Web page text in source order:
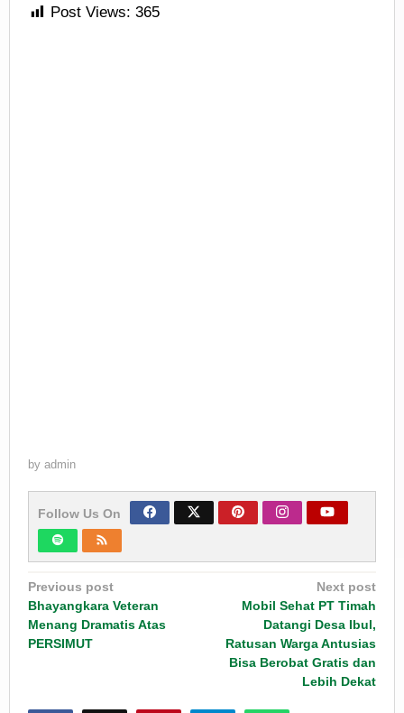
Post Views: 365
by admin
Follow Us On
Post
navigation
Previous post
Bhayangkara Veteran
Menang Dramatis Atas
PERSIMUT
Next post
Mobil Sehat PT Timah
Datangi Desa Ibul,
Ratusan Warga Antusias
Bisa Berobat Gratis dan
Lebih Dekat